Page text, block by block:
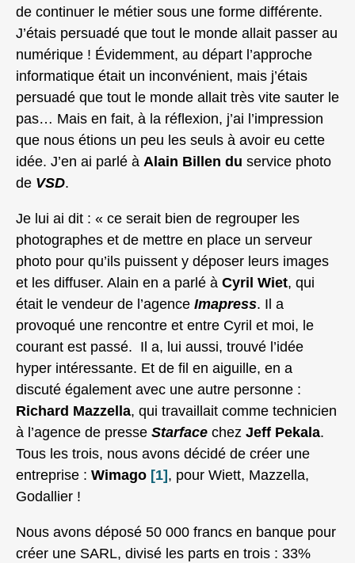
de continuer le métier sous une forme différente.
J’étais persuadé que tout le monde allait passer au
numérique ! Évidemment, au départ l’approche
informatique était un inconvénient, mais j’étais
persuadé que tout le monde allait très vite sauter le
pas… Mais en fait, à la réflexion, j’ai l’impression
que nous étions un peu les seuls à avoir eu cette
idée. J’en ai parlé à Alain Billen du service photo
de VSD.
Je lui ai dit : « ce serait bien de regrouper les
photographes et de mettre en place un serveur
photo pour qu’ils puissent y déposer leurs images
et les diffuser. Alain en a parlé à Cyril Wiet, qui
était le vendeur de l’agence Imapress. Il a
provoqué une rencontre et entre Cyril et moi, le
courant est passé. Il a, lui aussi, trouvé l’idée
hyper intéressante. Et de fil en aiguille, en a
discuté également avec une autre personne :
Richard Mazzella, qui travaillait comme technicien
à l’agence de presse Starface chez Jeff Pekala.
Tous les trois, nous avons décidé de créer une
entreprise : Wimago [1] , pour Wiett, Mazzella,
Godallier !
Nous avons déposé 50 000 francs en banque pour
créer une SARL, divisé les parts en trois : 33%